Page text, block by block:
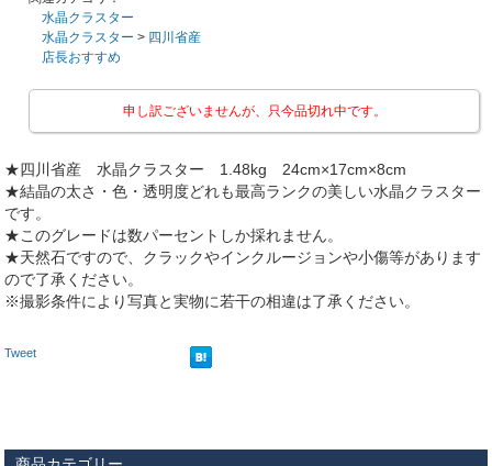
水晶クラスター
水晶クラスター > 四川省産
店長おすすめ
申し訳ございませんが、只今品切れ中です。
★四川省産 水晶クラスター 1.48kg 24cm×17cm×8cm
★結晶の太さ・色・透明度どれも最高ランクの美しい水晶クラスター
です。
★このグレードは数パーセントしか採れません。
★天然石ですので、クラックやインクルージョンや小傷等があります
ので了承ください。
※撮影条件により写真と実物に若干の相違は了承ください。
Tweet